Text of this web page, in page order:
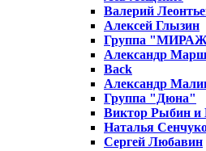
Валерий
Алексей Глызин
Группа
Александр
Back
Александр
Группа "Дюна"
Виктор Рыбин и
Наталья
Сергей Любавин